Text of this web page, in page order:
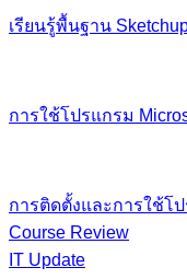
เรียนรู้พื้นฐาน​
การใช้โปรแกรม
การติดตั้งและการใช้โ
Course Review
IT Update